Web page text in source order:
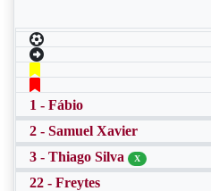
1 - Fábio
2 - Samuel Xavier
3 - Thiago Silva
X
22 - Freytes